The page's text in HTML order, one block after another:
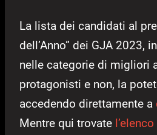
La lista dei candidati al
dell’Anno” dei GJA 2023,
nelle categorie di migliori
protagonisti e non, la
accedendo direttamente a
Mentre qui trovate